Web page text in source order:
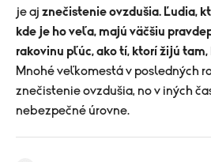
je aj znečistenie ovzdušia. Ľudia,
kde je ho veľa, majú väčšiu
rakovinu pľúc, ako tí, ktorí žijú
Mnohé veľkomestá v posledných
znečistenie ovzdušia, no v iných
nebezpečné úrovne.